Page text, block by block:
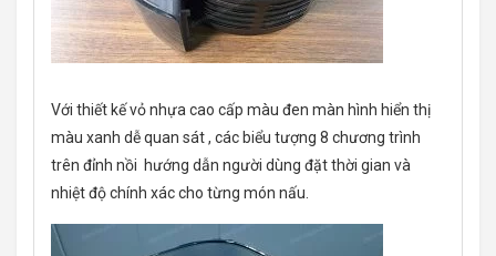
Với thiết kế vỏ nhựa cao cấp màu đen màn hình hiển thị
màu xanh dễ quan sát , các biểu tượng 8 chương trình
trên đỉnh nồi hướng dẫn người dùng đặt thời gian và
nhiệt độ chính xác cho từng món nấu.